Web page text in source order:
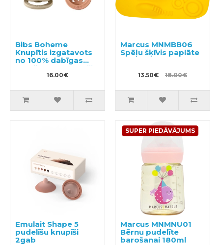
Bibs Boheme
Knupītis izgatavots
no 100% dabīgas
gumijas 0-6 mēneši
16.00€
Marcus MNMBB06
Spēļu šķīvis paplāte
13.50€ 18.00€
Emulait Shape 5
pudelīšu knupīši
2gab
SUPER PIEDĀVĀJUMS
Marcus MNMNU01
Bērnu pudelīte
barošanai 180ml